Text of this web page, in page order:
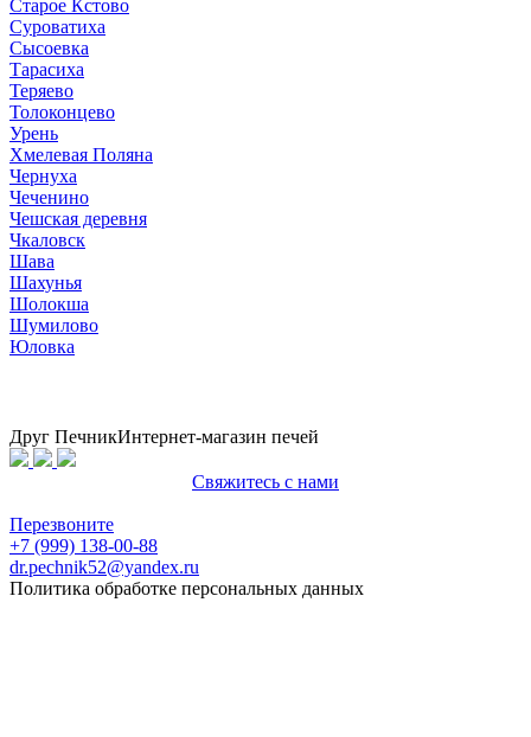
Старое Кстово
Суроватиха
Сысоевка
Тарасиха
Теряево
Толоконцево
Урень
Хмелевая Поляна
Чернуха
Чеченино
Чешская деревня
Чкаловск
Шава
Шахунья
Шолокша
Шумилово
Юловка
Друг ПечникИнтернет-магазин печей
Свяжитесь с нами
Перезвоните
+7 (999) 138-00-88
dr.pechnik52@yandex.ru
Политика обработке персональных данных